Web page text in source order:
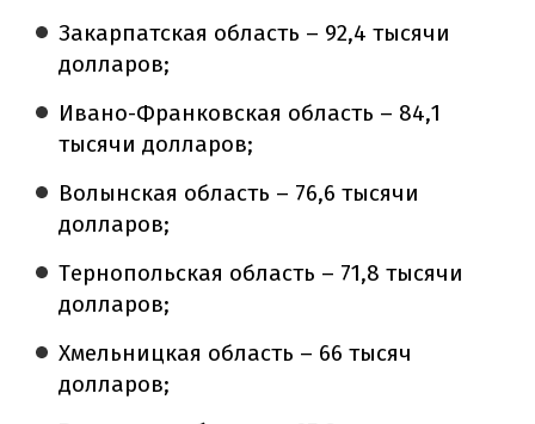
Закарпатская область – 92,4 тысячи
долларов;
Ивано-Франковская область – 84,1
тысячи долларов;
Волынская область – 76,6 тысячи
долларов;
Тернопольская область – 71,8 тысячи
долларов;
Хмельницкая область – 66 тысяч
долларов;